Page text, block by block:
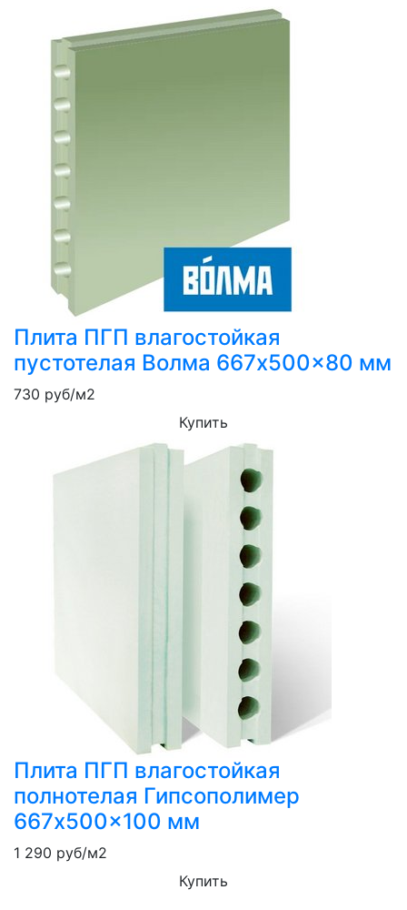
Плита ПГП влагостойкая
пустотелая Волма 667x500x80 мм
730 руб/м2
Купить
Плита ПГП влагостойкая
полнотелая Гипсополимер
667x500x100 мм
1 290 руб/м2
Купить